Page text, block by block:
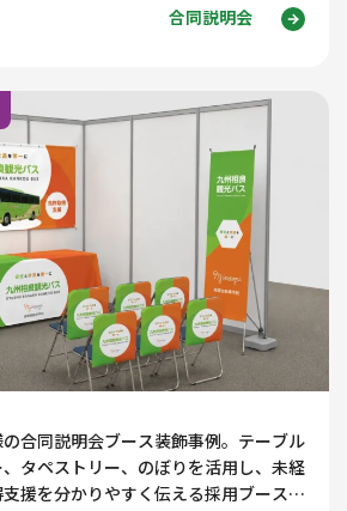
合同説明会
合同説明会ブース装飾事例。テーブル
タペストリー、のぼりを活用し、未経
援を分かりやすく伝える採用ブースデ